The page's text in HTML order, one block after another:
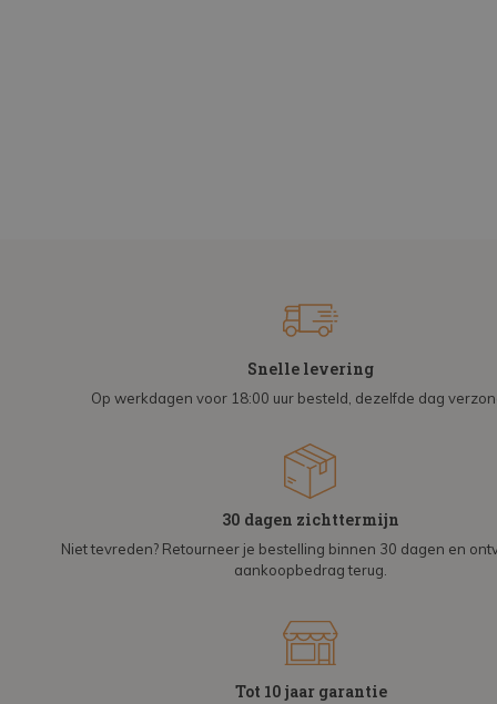
Snelle levering
Op werkdagen voor 18:00 uur besteld, dezelfde dag
30 dagen zichttermijn
Niet tevreden? Retourneer je bestelling binnen 30 dagen en
aankoopbedrag terug.
Tot 10 jaar garantie